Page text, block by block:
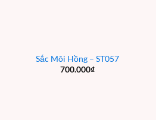
Sắc Môi Hồng – ST057
700.000₫